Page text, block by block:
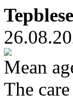
Mean
The